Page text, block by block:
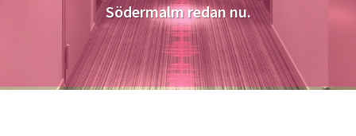
Södermalm redan nu.